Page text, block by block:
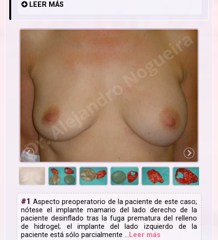
LEER MÁS
Aspecto preoperatorio de la paciente de este caso; nótese el implante mamario del
lado derecho de la paciente desinflado tras la fuga prematura del relleno de hidrogel; el
#1 Aspecto preoperatorio de la paciente de este caso;
nótese el implante mamario del lado derecho de la
paciente desinflado tras la fuga prematura del relleno
de hidrogel; el implante del lado izquierdo de la
paciente está sólo parcialmente ... Leer más